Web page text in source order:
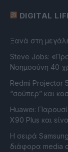
DIGITAL
Ξανά στη
Steve Jobs:
Νοημοσύνη 40
Redmi Projector
“σούπερ” και
Huawei:
X90 Plus και
Η σειρά
διάφορα media